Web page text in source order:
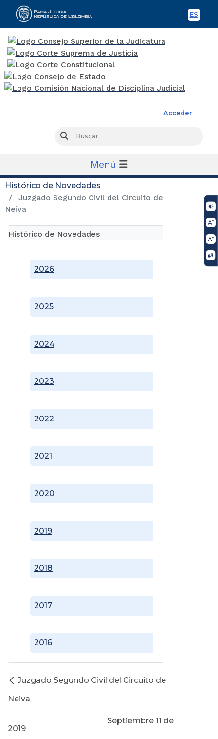
ES
Acceder
Buscar
Menú
Histórico de Novedades
Juzgado Segundo Civil del Circuito de
Neiva
Histórico de Novedades
2016
2017
2018
2019
2020
2021
2022
2023
2024
2025
2026
Juzgado Segundo Civil del Circuito de
Neiva
Septiembre 11 de
2019